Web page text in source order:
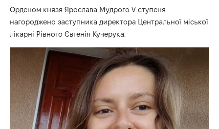
Орденом князя Ярослава Мудрого V ступеня
нагороджено заступника директора Центральної міської
лікарні Рівного Євгенія Кучерука.